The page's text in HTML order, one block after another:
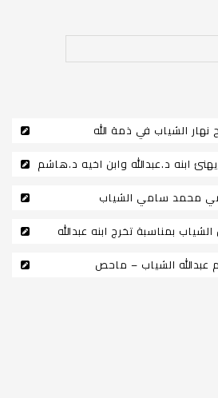
نهار الشياب في ذمة الله
ابنه د.عبدالله وابن اخيه د.هاشم
محمد سامي الشياب
بمناسبة تخرج ابنه عبدالله
عبدالله الشياب – ماحص